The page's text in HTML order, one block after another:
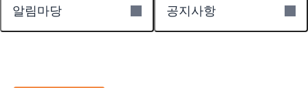
알림마당 공지사항